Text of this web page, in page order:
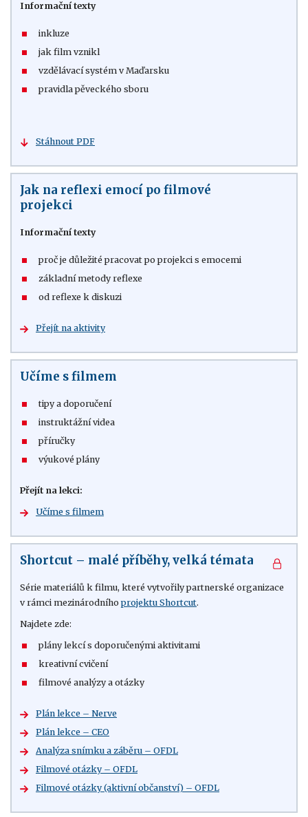
Informační texty
inkluze
jak film vznikl
vzdělávací systém v Maďarsku
pravidla pěveckého sboru
Stáhnout PDF
Jak na reflexi emocí po filmové
projekci
Informační texty
proč je důležité pracovat po projekci s emocemi
základní metody reflexe
od reflexe k diskuzi
Přejít na aktivity
Učíme s filmem
tipy a doporučení
instruktážní videa
příručky
výukové plány
Přejít na lekci:
Učíme s filmem
Shortcut – malé příběhy, velká témata
Série materiálů k filmu, které vytvořily partnerské organizace
v rámci mezinárodníhoprojektu Shortcut.
Najdete zde:
plány lekcí s doporučenými aktivitami
kreativní cvičení
filmové analýzy a otázky
Plán lekce – Nerve
Plán lekce – CEO
Analýza snímku a záběru – OFDL
Filmové otázky – OFDL
Filmové otázky (aktivní občanství) – OFDL